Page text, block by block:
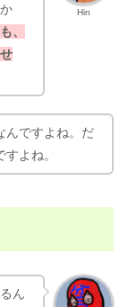
Hin
、
んですよね。だ
よね。
ん